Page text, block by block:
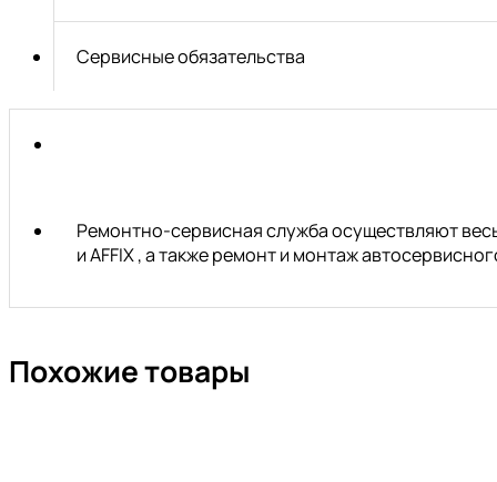
Сервисные обязательства
Ремонтно-сервисная служба осуществляют
и AFFIX , а также ремонт и монтаж
Похожие товары